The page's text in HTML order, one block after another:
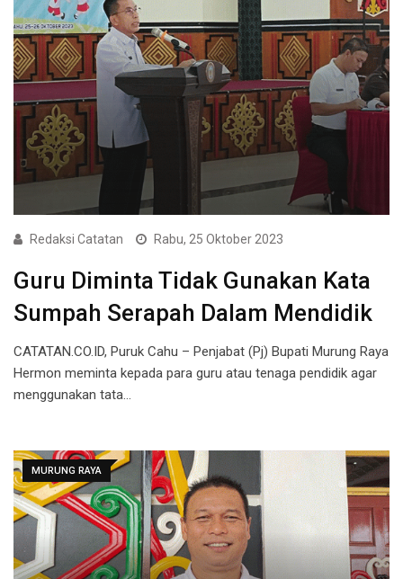
Redaksi Catatan Rabu, 25 Oktober 2023
Guru Diminta Tidak Gunakan Kata
Sumpah Serapah Dalam Mendidik
CATATAN.CO.ID, Puruk Cahu – Penjabat (Pj) Bupati Murung Raya
Hermon meminta kepada para guru atau tenaga pendidik agar
menggunakan tata…
MURUNG RAYA